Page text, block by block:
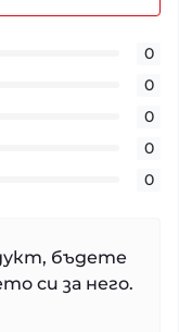
0
0
0
0
0
бъдете
си за него.